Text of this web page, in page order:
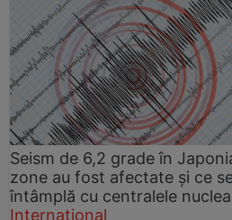
Seism de 6,2 grade în
zone au fost afectate și ce
întâmplă cu centralele
Internațional